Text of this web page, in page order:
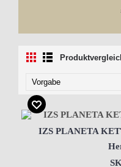
IZS PLANETA